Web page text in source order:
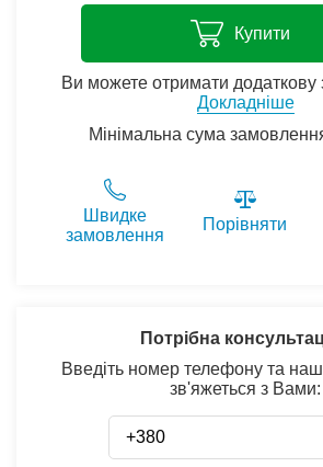
Купити
Ви можете отримати додаткову
Докладніше
Мінімальна сума
Швидке
замовлення
Порівняти
Потрібна
Введіть номер телефону та
зв'яжеться з Вами: